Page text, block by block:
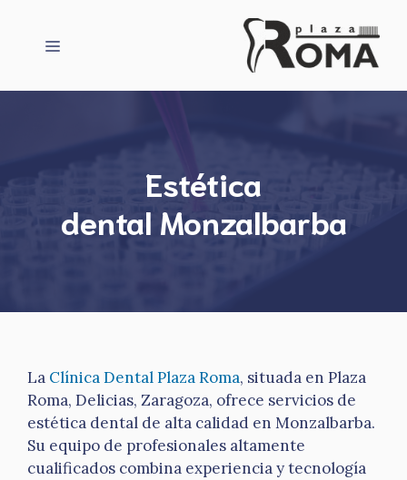
contenido
Menú
Estética
dental Monzalbarba
La Clínica Dental Plaza Roma, situada en Plaza
Roma, Delicias, Zaragoza, ofrece servicios de
estética dental de alta calidad en Monzalbarba.
Su equipo de profesionales altamente
cualificados combina experiencia y tecnología